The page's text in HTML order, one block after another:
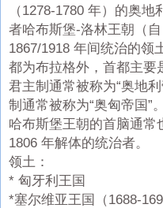
（1278-1780 年）的奥
者哈布斯堡-洛林王朝（
1867/1918 年间统治的领
都为布拉格外，首都主要
君主制通常被称为“奥地
制通常被称为“奥匈帝国”。
哈布斯堡王朝的首脑通常
1806 年解体的统治者。
领土：
* 匈牙利王国
*塞尔维亚王国（1688-